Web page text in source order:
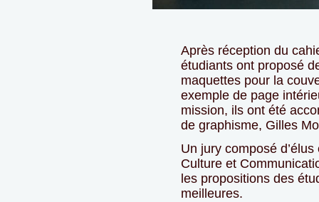
Après réception du
étudiants ont proposé
maquettes pour la
exemple de page
mission, ils ont été
de graphisme, Gilles
Un jury composé
Culture et
les propositions des
meilleures.